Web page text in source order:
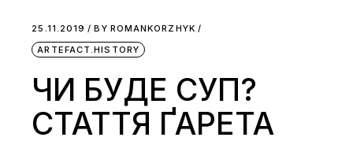
25.11.2019 BY ROMANKORZHYK
ARTEFACT.HISTORY
ЧИ БУДЕ СУП?
СТАТТЯ ҐАРЕТА